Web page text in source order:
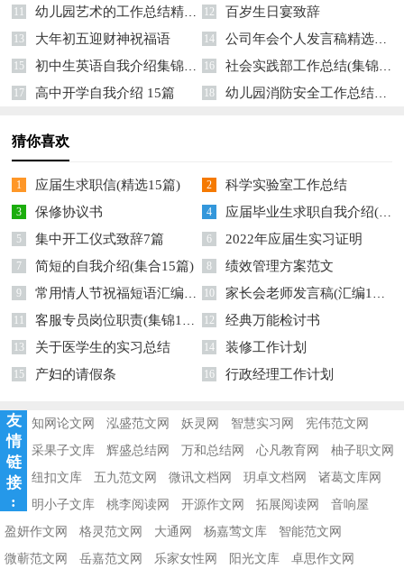
11 幼儿园艺术的工作总结精选15篇 12 百岁生日宴致辞
13 大年初五迎财神祝福语 14 公司年会个人发言稿精选15篇
15 初中生英语自我介绍集锦12篇 16 社会实践部工作总结(集锦15篇)
17 高中开学自我介绍 15篇 18 幼儿园消防安全工作总结精选14篇
猜你喜欢
1 应届生求职信(精选15篇) 2 科学实验室工作总结
3 保修协议书 4 应届毕业生求职自我介绍(汇编15篇)
5 集中开工仪式致辞7篇 6 2022年应届生实习证明
7 简短的自我介绍(集合15篇) 8 绩效管理方案范文
9 常用情人节祝福短语汇编77句 10 家长会老师发言稿(汇编15篇)
11 客服专员岗位职责(集锦15篇) 12 经典万能检讨书
13 关于医学生的实习总结 14 装修工作计划
15 产妇的请假条 16 行政经理工作计划
友
情
链
接
:
知网论文网 泓盛范文网 妖灵网 智慧实习网
宪伟范文网
采果子文库
辉盛总结网 万和总结网 心凡教育网
柚子职文网
纽扣文库
五九范文网 微讯文档网 玥卓文档网
诸葛文库网
明小子文库
桃李阅读网 开源作文网 拓展阅读网
音响屋
盈妍作文网
格灵范文网 大通网 杨嘉莺文库
智能范文网
微蕲范文网
岳嘉范文网 乐家女性网 阳光文库 卓思作文网